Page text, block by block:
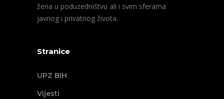
žena u poduzedništvu ali i svim sferama
javnog i privatnog života.
Stranice
UPZ BIH
Vijesti